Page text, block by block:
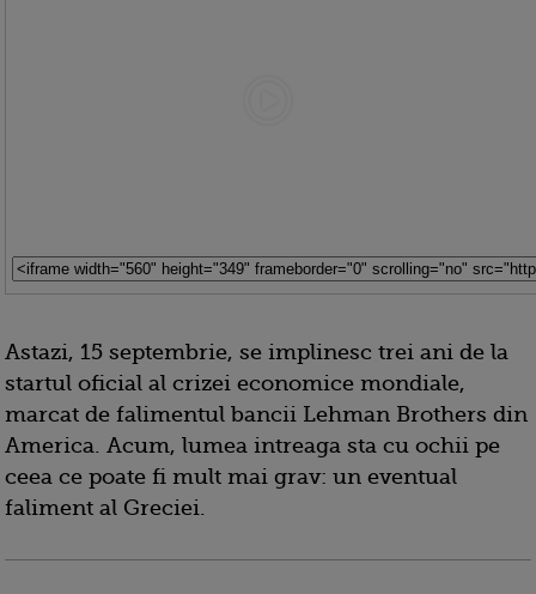
Astazi, 15 septembrie, se implinesc trei ani de la
startul oficial al crizei economice mondiale,
marcat de falimentul bancii Lehman Brothers din
America. Acum, lumea intreaga sta cu ochii pe
ceea ce poate fi mult mai grav: un eventual
faliment al Greciei.